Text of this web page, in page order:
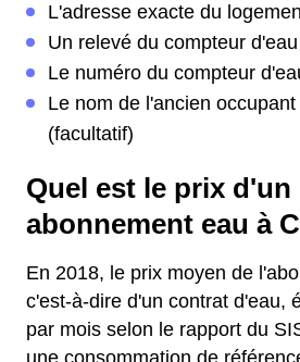
L'adresse exacte du
Un relevé du compteur d'eau
Le numéro du compteur
Le nom de l'ancien
(facultatif)
Quel est le prix d'un
abonnement eau à
En 2018, le prix moyen de
c'est-à-dire d'un contrat d'eau,
par mois selon le rapport du
une consommation de